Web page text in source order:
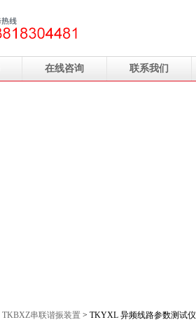
在线咨询 联系我们
TKBXZ串联谐振装置 > TKYXL 异频线路参数测试仪